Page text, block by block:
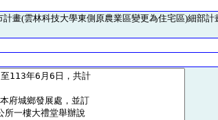
畫(雲林科技大學東側原農業區變更為住宅區)細部